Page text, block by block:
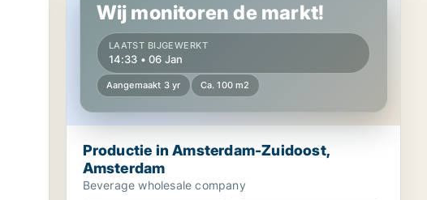
Wij monitoren de markt!
LAATST BIJGEWERKT
14:33 • 06 Jan
Aangemaakt 3 yr Ca. 100 m2
Productie in Amsterdam-Zuidoost,
Amsterdam
Beverage wholesale company